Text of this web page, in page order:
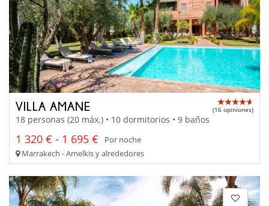
VILLA AMANE (16 opiniones)
18 personas (20 máx.) • 10 dormitorios • 9 baños
1 320 € - 1 695 €
Por noche
Marrakech - Amelkis y alrededores